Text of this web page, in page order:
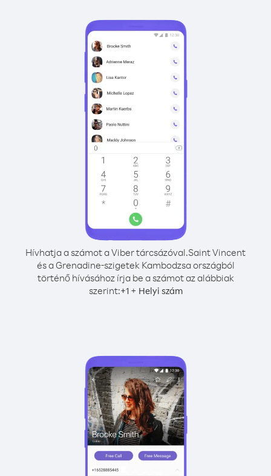
Hívhatja a számot a Viber tárcsázóval.Saint Vincent
és a Grenadine-szigetek Kambodzsa országból
történő hívásához írja be a számot az alábbiak
szerint:+1+ Helyi szám